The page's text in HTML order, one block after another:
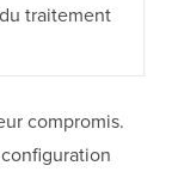
traitement
compromis.